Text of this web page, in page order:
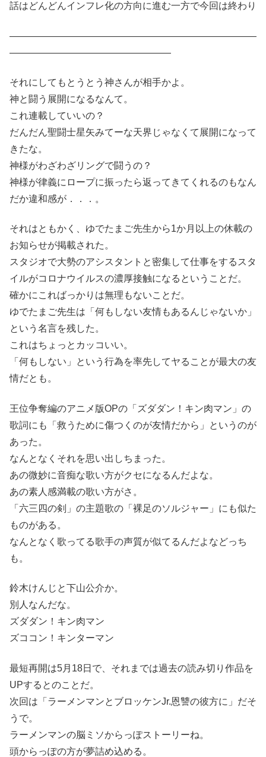
話はどんどんインフレ化の方向に進む一方で今回は終わり
——————————————————————————
—————————————————
それにしてもとうとう神さんが相手かよ。
神と闘う展開になるなんて。
これ連載していいの？
だんだん聖闘士星矢みてーな天界じゃなくて展開になって
きたな。
神様がわざわざリングで闘うの？
神様が律義にロープに振ったら返ってきてくれるのもなん
だか違和感が．．．。
それはともかく、ゆでたまご先生から1か月以上の休載の
お知らせが掲載された。
スタジオで大勢のアシスタントと密集して仕事をするスタ
イルがコロナウイルスの濃厚接触になるということだ。
確かにこればっかりは無理もないことだ。
ゆでたまご先生は「何もしない友情もあるんじゃないか」
という名言を残した。
これはちょっとカッコいい。
「何もしない」という行為を率先してヤることが最大の友
情だとも。
王位争奪編のアニメ版OPの「ズダダン！キン肉マン」の
歌詞にも「救うために傷つくのが友情だから」というのが
あった。
なんとなくそれを思い出しちまった。
あの微妙に音痴な歌い方がクセになるんだよな。
あの素人感満載の歌い方がさ。
「六三四の剣」の主題歌の「裸足のソルジャー」にも似た
ものがある。
なんとなく歌ってる歌手の声質が似てるんだよなどっち
も。
鈴木けんじと下山公介か。
別人なんだな。
ズダダン！キン肉マン
ズココン！キンターマン
最短再開は5月18日で、それまでは過去の読み切り作品を
UPするとのことだ。
次回は「ラーメンマンとブロッケンJr.恩讐の彼方に」だそ
うで。
ラーメンマンの脳ミソからっぽストーリーね。
頭からっぽの方が夢詰め込める。